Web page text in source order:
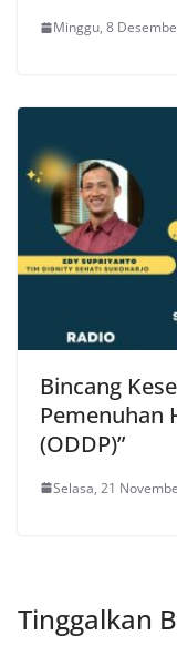
Minggu, 8
Bincang
Pemenuhan
(ODDP)”
Selasa, 21
Tinggalkan